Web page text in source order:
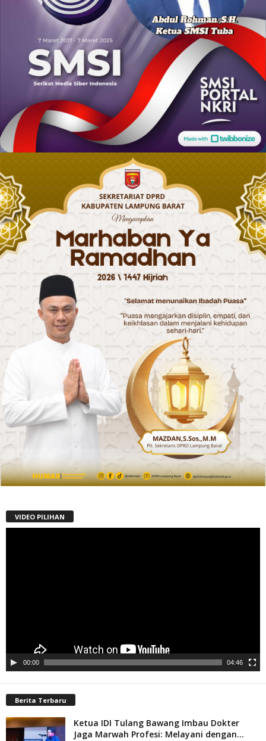
VIDEO PILIHAN
00:00 04:46
Berita Terbaru
Ketua IDI Tulang Bawang Imbau Dokter
Jaga Marwah Profesi: Melayani dengan...